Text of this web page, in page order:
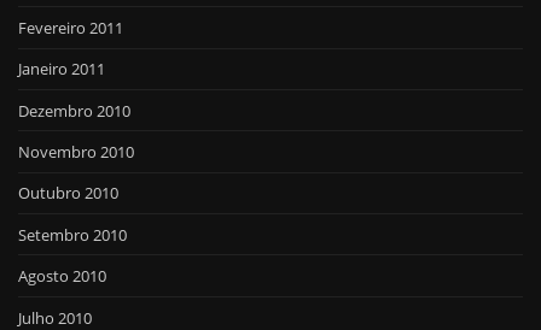
Fevereiro 2011
Janeiro 2011
Dezembro 2010
Novembro 2010
Outubro 2010
Setembro 2010
Agosto 2010
Julho 2010